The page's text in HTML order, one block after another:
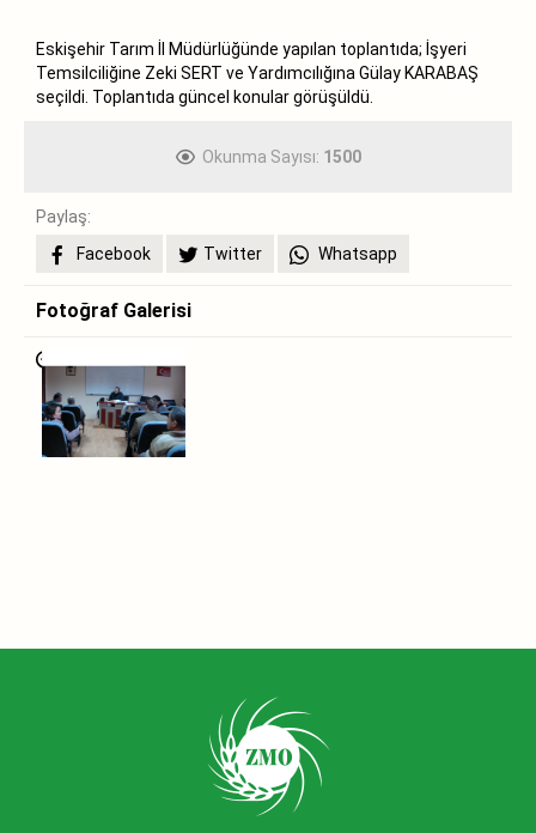
Eskişehir Tarım İl Müdürlüğünde yapılan toplantıda; İşyeri
Temsilciliğine Zeki SERT ve Yardımcılığına Gülay KARABAŞ
seçildi. Toplantıda güncel konular görüşüldü.
Okunma Sayısı: 1500
Paylaş:
Facebook
Twitter Whatsapp
Fotoğraf Galerisi